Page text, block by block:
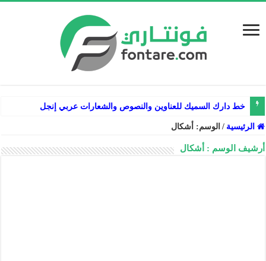
خط دارك السميك للعناوين والنصوص والشعارات عربي إنجليزي فارسي
الرئيسية / الوسم: أشكال
أرشيف الوسم : أشكال